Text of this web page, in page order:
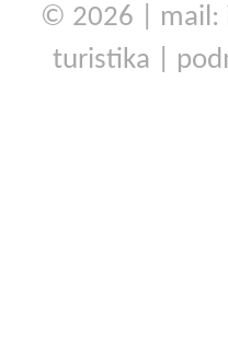
© 2026 | mail:
turistika